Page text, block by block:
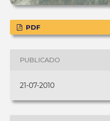
PDF
PUBLICADO
21-07-2010